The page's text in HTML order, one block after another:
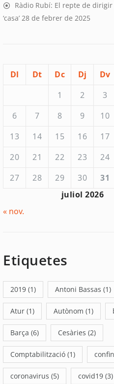
Ràdio Rubí: El repte de
‘casa’ 28 de febrer de 2025
juliol 2026
Dl Dt Dc Dj Dv
1
2 3
6
7 8 9 10
13
14 15 16 17
20
21 22 23 24
27
28 29 30 31
« nov.
Etiquetes
2019 (1) Antoni Bassas (1)
Atur (1) Autònom (1)
Barça (6) Cesàries (2)
Comptabilització (1)
coronavirus (5) covid19 (3)